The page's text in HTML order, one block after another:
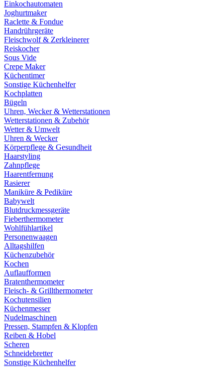
Einkochautomaten
Joghurtmaker
Raclette & Fondue
Handrührgeräte
Fleischwolf & Zerkleinerer
Reiskocher
Sous Vide
Crepe Maker
Küchentimer
Sonstige Küchenhelfer
Kochplatten
Bügeln
Uhren, Wecker & Wetterstationen
Wetterstationen & Zubehör
Wetter & Umwelt
Uhren & Wecker
Körperpflege & Gesundheit
Haarstyling
Zahnpflege
Haarentfernung
Rasierer
Maniküre & Pediküre
Babywelt
Blutdruckmessgeräte
Fieberthermometer
Wohlfühlartikel
Personenwaagen
Alltagshilfen
Küchenzubehör
Kochen
Auflaufformen
Bratenthermometer
Fleisch- & Grillthermometer
Kochutensilien
Küchenmesser
Nudelmaschinen
Pressen, Stampfen & Klopfen
Reiben & Hobel
Scheren
Schneidebretter
Sonstige Küchenhelfer